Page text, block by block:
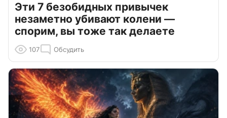
Эти 7 безобидных привычек
незаметно убивают колени —
спорим, вы тоже так делаете
107 Обсудить